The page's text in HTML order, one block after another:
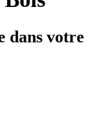
dans votre